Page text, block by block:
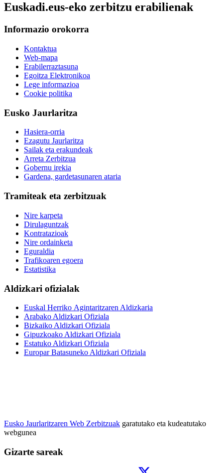
Euskadi.eus-eko zerbitzu erabilienak
Informazio orokorra
Kontaktua
Web-mapa
Erabilerraztasuna
Egoitza Elektronikoa
Lege informazioa
Cookie politika
Eusko Jaurlaritza
Hasiera-orria
Ezagutu Jaurlaritza
Sailak eta erakundeak
Arreta Zerbitzua
Gobernu irekia
Gardena, gardetasunaren ataria
Tramiteak eta zerbitzuak
Nire karpeta
Dirulaguntzak
Kontratazioak
Nire ordainketa
Eguraldia
Trafikoaren egoera
Estatistika
Aldizkari ofizialak
Euskal Herriko Agintaritzaren Aldizkaria
Arabako Aldizkari Ofiziala
Bizkaiko Aldizkari Ofiziala
Gipuzkoako Aldizkari Ofiziala
Estatuko Aldizkari Ofiziala
Europar Batasuneko Aldizkari Ofiziala
Eusko Jaurlaritzaren Web Zerbitzuak garatutako eta kudeatutako
webgunea
Gizarte sareak